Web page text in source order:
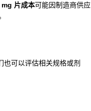
mg 片成本可能因制造商供应
也可以评估相关规格或剂